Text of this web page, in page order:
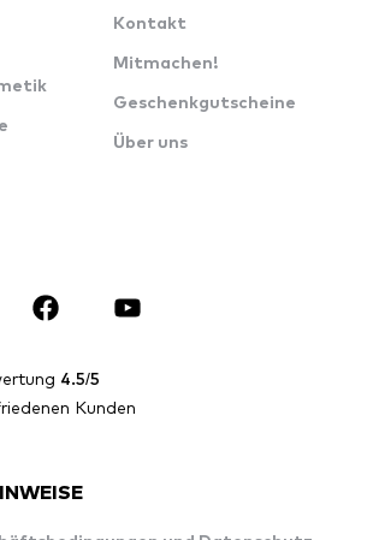
Kontakt
Mitmachen!
Geschenkgutscheine
Über uns
4.5/5
Kunden